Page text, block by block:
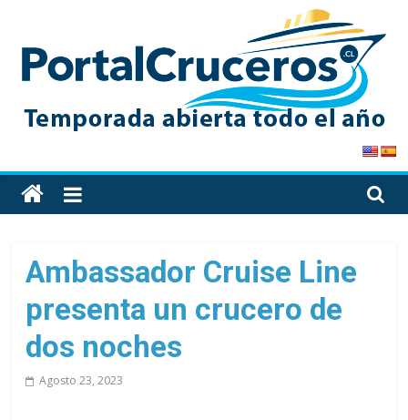
content
PortalCruceros
Toda
la
cruceros
en
un
solo
Ambassador Cruise Line
presenta un crucero de
dos noches
Agosto 23, 2023